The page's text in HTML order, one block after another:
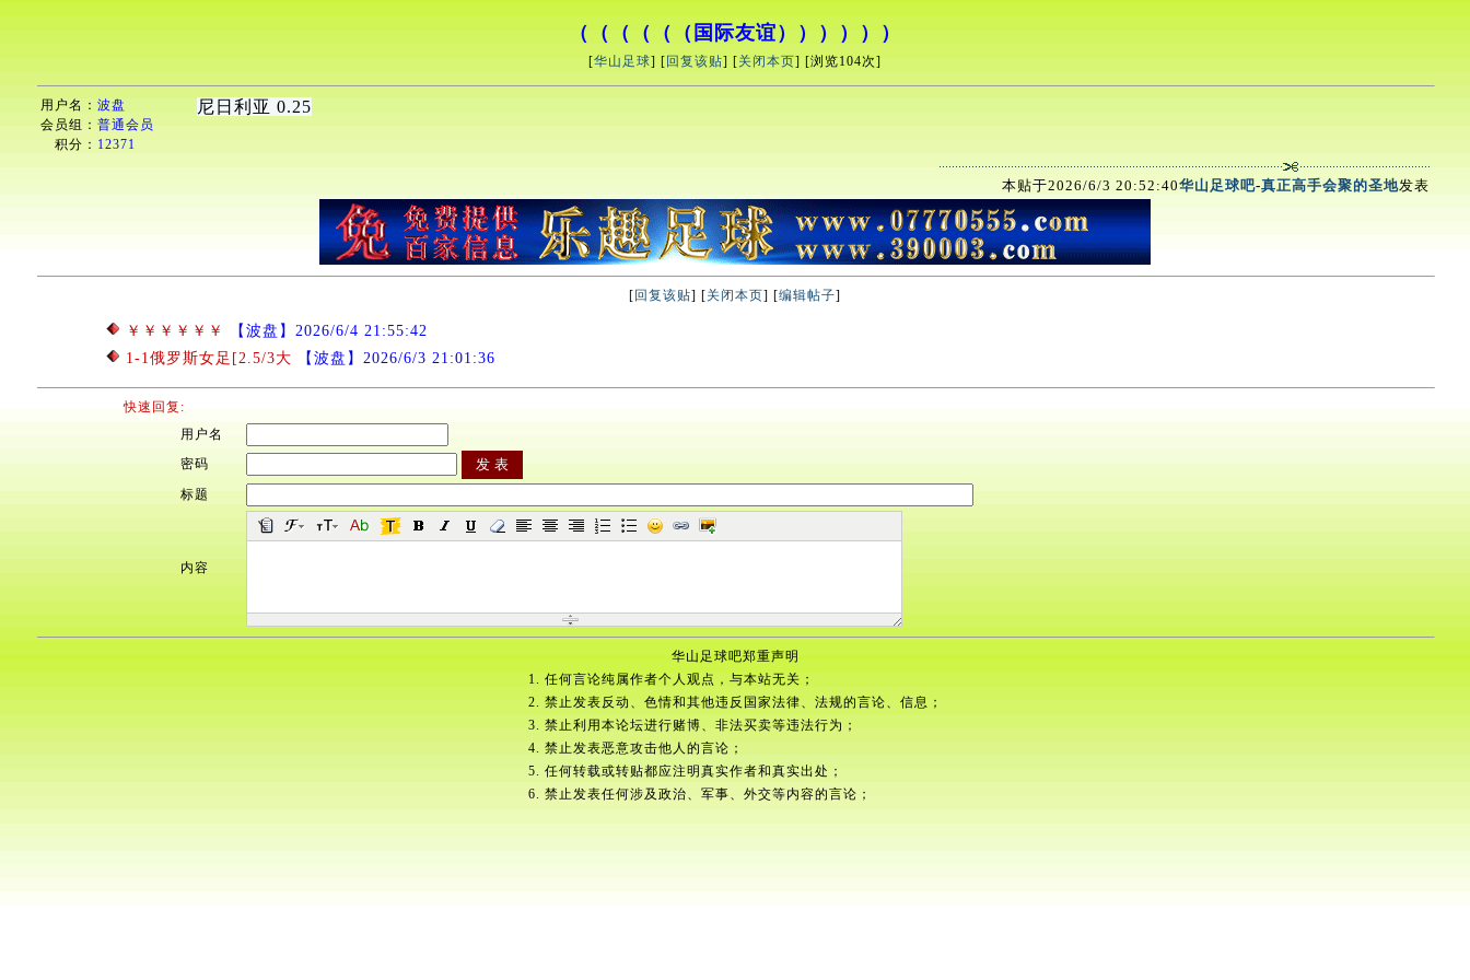
（（（（（（国际友谊））））））
[华山足球] [ 回复该贴] [关闭本页] [浏览104次]
用户名： 波盘
会员组： 普通会员
积分： 12371
尼日利亚 0.25
本贴于2026/6/3 20:52:40华山足球吧-真正高手会聚的圣地发表
[ 回复该贴] [关闭本页] [编辑帖子]
￥￥￥￥￥￥
【波盘】2026/6/4 21:55:42
1-1俄罗斯女足[2.5/3大
【波盘】2026/6/3 21:01:36
快速回复:
用户名
密码
标题
内容
华山足球吧郑重声明
1. 任何言论纯属作者个人观点，与本站无关；
2. 禁止发表反动、色情和其他违反国家法律、法规的言论、信息；
3. 禁止利用本论坛进行赌博、非法买卖等违法行为；
4. 禁止发表恶意攻击他人的言论；
5. 任何转载或转贴都应注明真实作者和真实出处；
6. 禁止发表任何涉及政治、军事、外交等内容的言论；